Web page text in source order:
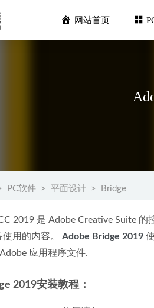
网站首页
PC软件 平面设计 Bridge
2019 是 Adobe Creative Suite 的
用的内容。 Adobe Bridge 2019
应用程序文件.
2019安装教程：
Adobe